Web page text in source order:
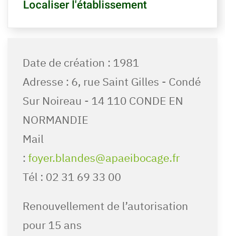
Localiser l'établissement
Date de création : 1981
Adresse : 6, rue Saint Gilles - Condé
Sur Noireau - 14 110 CONDE EN
NORMANDIE
Mail
: foyer.blandes@apaeibocage.fr
Tél : 02 31 69 33 00
Renouvellement de l’autorisation
pour 15 ans